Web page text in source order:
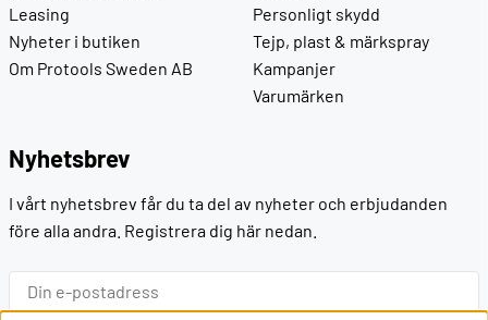
Leasing
Nyheter i butiken
Om Protools Sweden AB
Personligt skydd
Tejp, plast & märkspray
Kampanjer
Varumärken
Nyhetsbrev
I vårt nyhetsbrev får du ta del av nyheter och erbjudanden
före alla andra. Registrera dig här nedan.